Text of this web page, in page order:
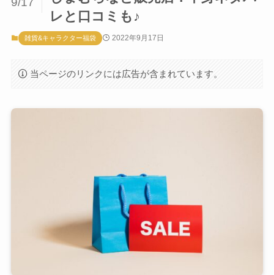
レと口コミも♪
雑貨&キャラクター福袋 2022年9月17日
当ページのリンクには広告が含まれています。